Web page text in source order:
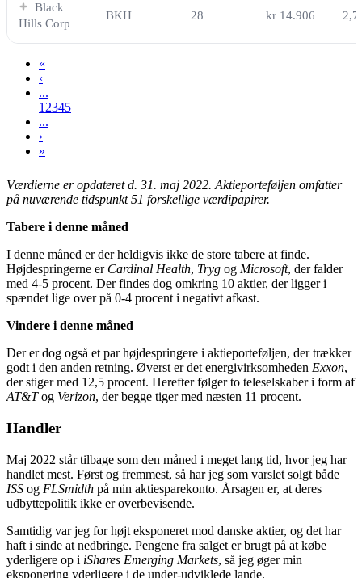
Black
Hills Corp
BKH 28 kr 14.906
«
‹
...
1 2345
...
›
»
Værdierne er opdateret d. 31. maj 2022. Aktieporteføljen omfatter
på nuværende tidspunkt 51 forskellige værdipapirer.
Tabere i denne måned
I denne måned er der heldigvis ikke de store tabere at finde.
Højdespringerne er Cardinal Health, Tryg og Microsoft, der falder
med 4-5 procent. Der findes dog omkring 10 aktier, der ligger i
spændet lige over på 0-4 procent i negativt afkast.
Vindere i denne måned
Der er dog også et par højdespringere i aktieporteføljen, der trækker
godt i den anden retning. Øverst er det energivirksomheden Exxon,
der stiger med 12,5 procent. Herefter følger to teleselskaber i form af
AT&Tog Verizon, der begge tiger med næsten 11 procent.
Handler
Maj 2022 står tilbage som den måned i meget lang tid, hvor jeg har
handlet mest. Først og fremmest, så har jeg som varslet solgt både
ISS og FLSmidth på min aktiesparekonto. Årsagen er, at deres
udbyttepolitik ikke er overbevisende.
Samtidig var jeg for højt eksponeret mod danske aktier, og det har
haft i sinde at nedbringe. Pengene fra salget er brugt på at købe
yderligere op i iShares Emerging Markets, så jeg øger min
eksponering yderligere i de under-udviklede lande.